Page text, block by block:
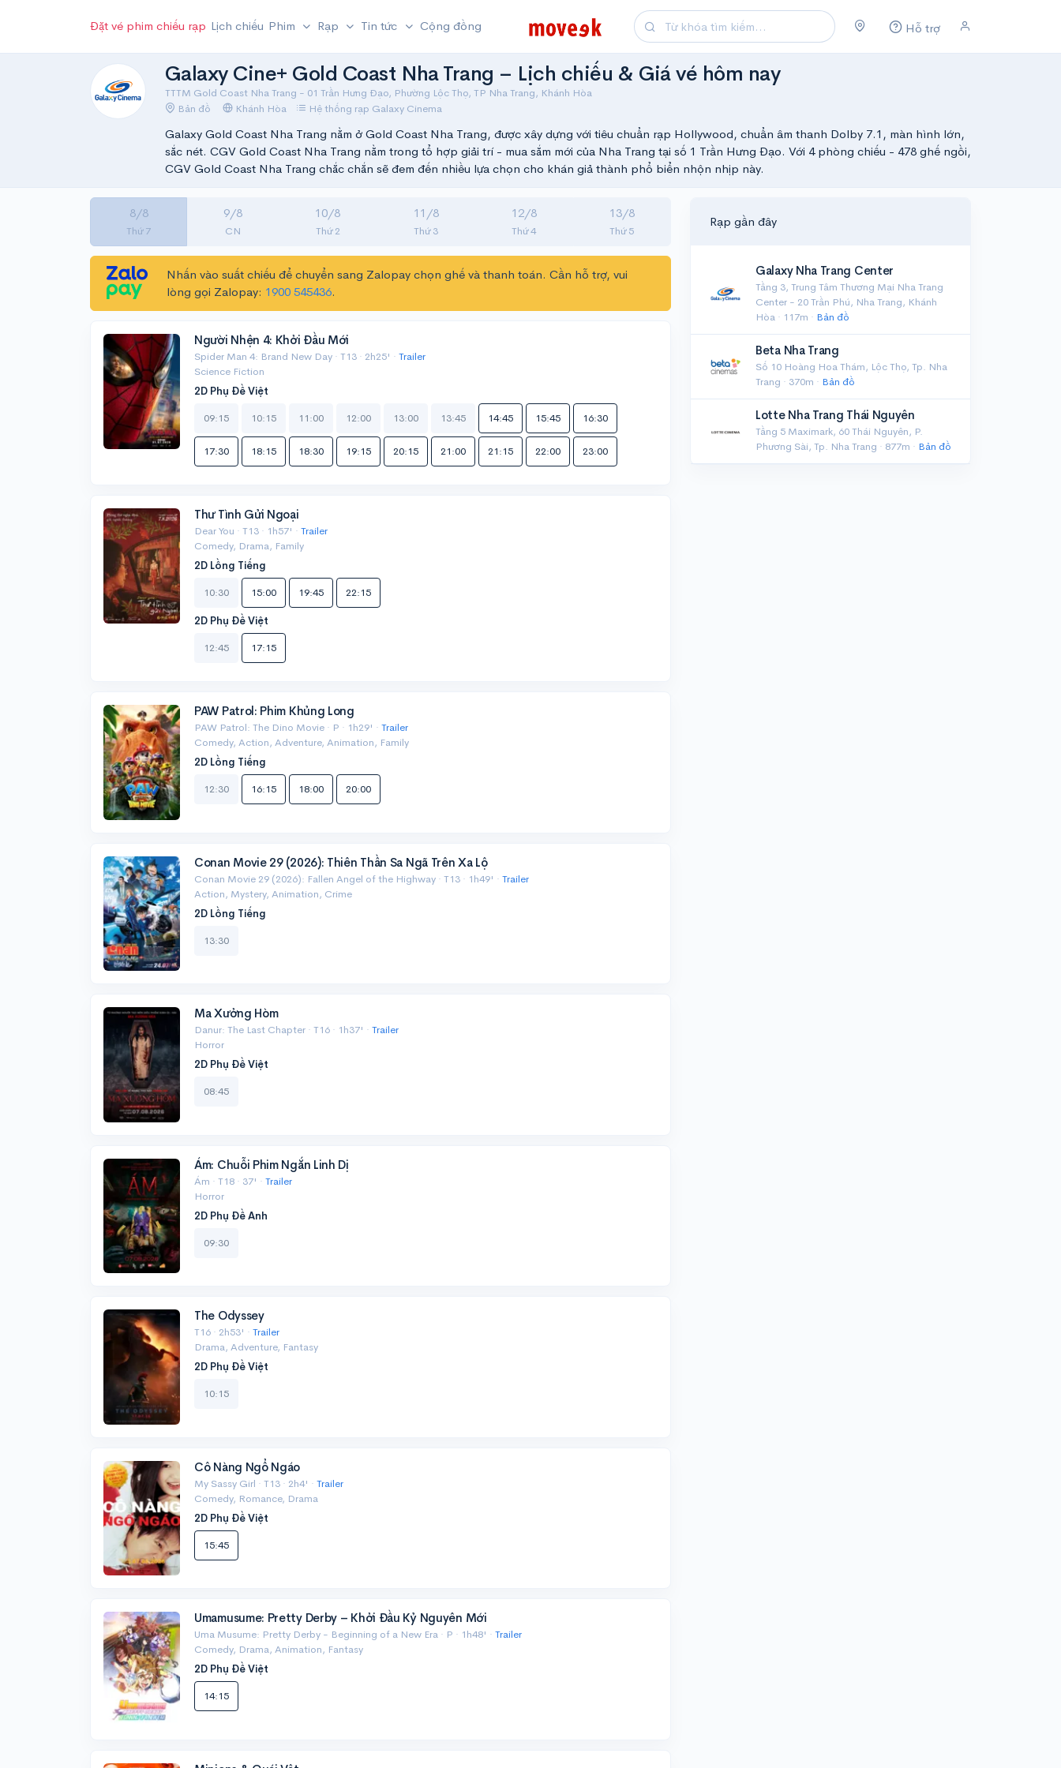
Hỗ trợ
Đặt vé phim chiếu rạp Lịch chiếu Phim Rạp Tin tức Cộng đồng
Galaxy Cine+ Gold Coast Nha Trang – Lịch chiếu & Giá vé hôm nay
TTTM Gold Coast Nha Trang - 01 Trần Hưng Đạo, Phường Lộc Thọ, TP Nha Trang, Khánh Hòa
Bản đồ
Khánh Hòa Hệ thống rạp Galaxy Cinema
Galaxy Gold Coast Nha Trang nằm ở Gold Coast Nha Trang, được xây dựng với tiêu chuẩn rạp Hollywood, chuẩn âm thanh Dolby 7.1, màn hình lớn,
sắc nét. CGV Gold Coast Nha Trang nằm trong tổ hợp giải trí - mua sắm mới của Nha Trang tại số 1 Trần Hưng Đạo. Với 4 phòng chiếu - 478 ghế ngồi,
CGV Gold Coast Nha Trang chắc chắn sẽ đem đến nhiều lựa chọn cho khán giả thành phổ biển nhộn nhịp này.
8/8
Thứ 7
9/8
CN
10/8
Thứ 2
11/8
Thứ 3
12/8
Thứ 4
13/8
Thứ 5
Nhấn vào suất chiếu để chuyển sang Zalopay chọn ghế và thanh toán. Cần hỗ trợ, vui
lòng gọi Zalopay: 1900 545436.
Người Nhện 4: Khởi Đầu Mới
Spider Man 4: Brand New Day · T13 · 2h25' · Trailer
Science Fiction
2D Phụ Đề Việt
09:15
10:15 11:00 12:00 13:00 13:45 14:45 15:45 16:30
17:30 18:15 18:30 19:15 20:15 21:00 21:15 22:00 23:00
Thư Tình Gửi Ngoại
Dear You · T13 · 1h57' · Trailer
Comedy, Drama, Family
2D Lồng Tiếng
10:30
15:00 19:45 22:15
2D Phụ Đề Việt
12:45
17:15
PAW Patrol: Phim Khủng Long
PAW Patrol: The Dino Movie · P · 1h29' · Trailer
Comedy, Action, Adventure, Animation, Family
2D Lồng Tiếng
12:30
16:15 18:00 20:00
Conan Movie 29 (2026): Thiên Thần Sa Ngã Trên Xa Lộ
Conan Movie 29 (2026): Fallen Angel of the Highway · T13 · 1h49' · Trailer
Action, Mystery, Animation, Crime
2D Lồng Tiếng
13:30
Ma Xưởng Hòm
Danur: The Last Chapter · T16 · 1h37' · Trailer
Horror
2D Phụ Đề Việt
08:45
Ám: Chuỗi Phim Ngắn Linh Dị
Ám · T18 · 37' · Trailer
Horror
2D Phụ Đề Anh
09:30
The Odyssey
T16 · 2h53' · Trailer
Drama, Adventure, Fantasy
2D Phụ Đề Việt
10:15
Cô Nàng Ngổ Ngáo
My Sassy Girl · T13 · 2h4' · Trailer
Comedy, Romance, Drama
2D Phụ Đề Việt
15:45
Umamusume: Pretty Derby – Khởi Đầu Kỷ Nguyên Mới
Uma Musume: Pretty Derby - Beginning of a New Era · P · 1h48' · Trailer
Comedy, Drama, Animation, Fantasy
2D Phụ Đề Việt
14:15
Rạp gần đây
Galaxy Nha Trang Center
Tầng 3, Trung Tâm Thương Mại Nha Trang
Center - 20 Trần Phú, Nha Trang, Khánh
Hòa · 117m · Bản đồ
Beta Nha Trang
Số 10 Hoàng Hoa Thám, Lộc Thọ, Tp. Nha
Trang · 370m · Bản đồ
Lotte Nha Trang Thái Nguyên
Tầng 5 Maximark, 60 Thái Nguyên, P.
Phương Sài, Tp. Nha Trang · 877m · Bản đồ